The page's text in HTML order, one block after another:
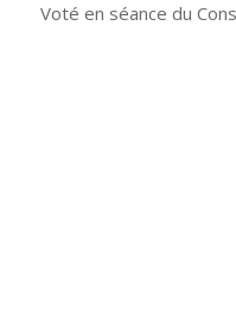
Voté en séance du